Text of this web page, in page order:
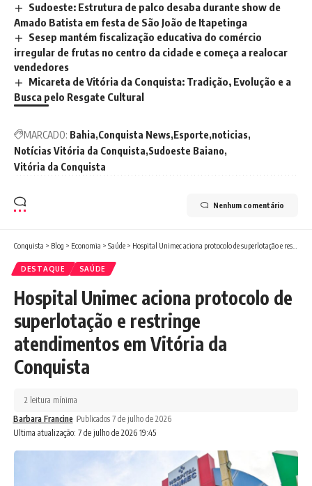
Sudoeste: Estrutura de palco desaba durante show de
Amado Batista em festa de São João de Itapetinga
Sesep mantém fiscalização educativa do comércio
irregular de frutas no centro da cidade e começa a realocar
vendedores
Micareta de Vitória da Conquista: Tradição, Evolução e a
Busca pelo Resgate Cultural
MARCADO: Bahia Conquista News Esporte noticias
Notícias Vitória da Conquista Sudoeste Baiano
Vitória da Conquista
Nenhum comentário
Conquista > Blog > Economia > Saúde > Hospital Unimec aciona protocolo de superlotação e restringe atendimentos em Vitória da Conquista
DESTAQUE SAÚDE
Hospital Unimec aciona protocolo de
superlotação e restringe
atendimentos em Vitória da
Conquista
Ultima atualização: 7 de julho de 2026 19:45
Barbara Francine Publicados 7 de julho de 2026
2 leitura mínima